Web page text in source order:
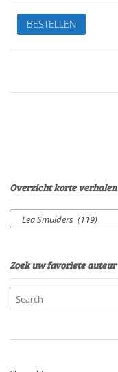
De
leukste
kinderverhalen
niets
HerderSpeelduur:
08'36"
aantal
BESTELLEN
Overzicht korte verhalen
Lea Smulders (119)
Zoek uw favoriete auteur